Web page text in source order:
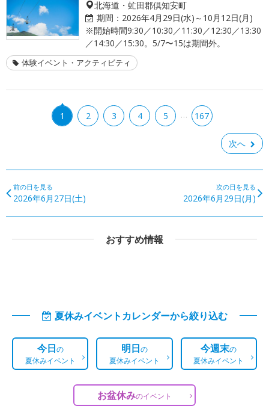
北海道・虻田郡倶知安町
期間： 2026年4月29日(水)～10月12日(月)
※開始時間9:30／10:30／11:30／12:30／13:30
／14:30／15:30。5/7〜15は期間外。
体験イベント・アクティビティ
1 2 3 4 5 … 167
次へ
前の日を見る
2026年6月27日(土)
次の日を見る
2026年6月29日(月)
おすすめ情報
夏休みイベントカレンダーから絞り込む
今日の
夏休みイベント
明日の
夏休みイベント
今週末の
夏休みイベント
お盆休みのイベント